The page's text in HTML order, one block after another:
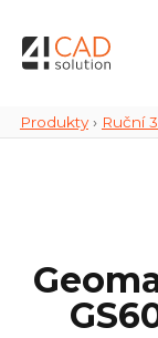
Produkty› Ruční